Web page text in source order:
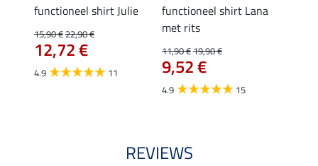
functioneel shirt Julie
15,90 €22,90 €
12,72 €
4.9 11
functioneel shirt Lana
met rits
11,90 €19,90 €
9,52 €
4.9 15
REVIEWS